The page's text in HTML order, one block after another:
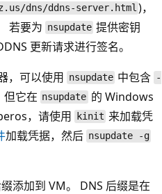
dns/ddns-server.html )，
若要为 nsupdate 提供密钥
更新请求进行签名。
，可以使用 nsupdate 中包含 -
它在 nsupdate 的 Windows
，请使用
kinit 来加载凭
加载凭据，然后 nsupdate -g
添加到 VM。 DNS 后缀是在